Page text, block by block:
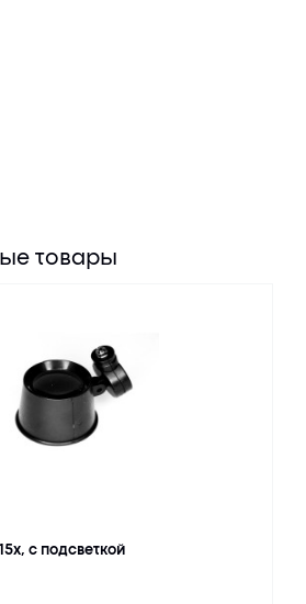
товары
с подсветкой